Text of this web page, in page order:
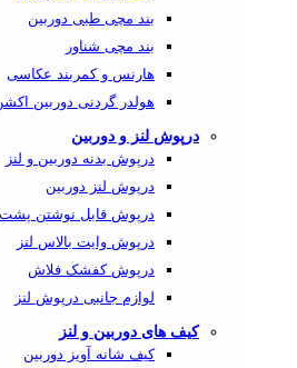
بند مچی طبی دوربین
بند مچی شناور
هارنس و کمربند عکاسی
هولدر گردنی دوربین
درپوش لنز و دوربین
درپوش بدنه دوربین و لنز
درپوش لنز دوربین
درپوش قابل نوشتن پشت
درپوش وایت بالاس لنز
درپوش کفشک فلاش
لوازم جانبی درپوش لنز
کیف های دوربین و لنز
کیف شانه آویز دوربین